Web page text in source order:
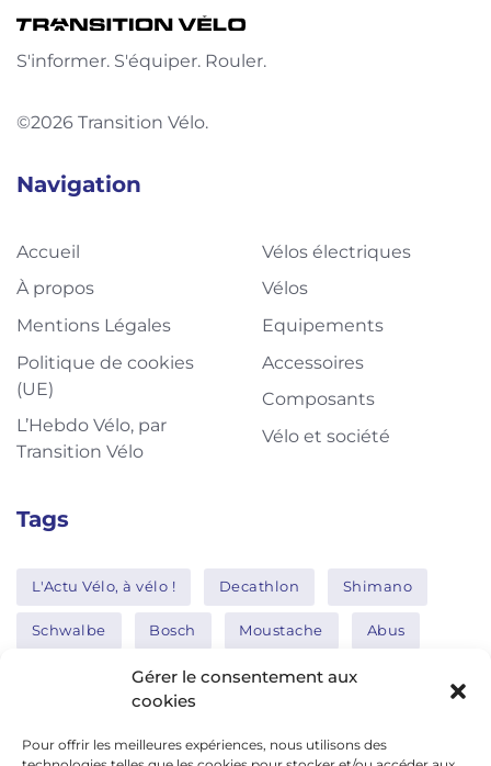
Gérer le consentement aux
cookies
Pour offrir les meilleures expériences, nous utilisons des
S'informer. S'équiper. Rouler.
©2026 Transition Vélo.
Navigation
Accueil
À propos
Mentions Légales
Politique de cookies
(UE)
L’Hebdo Vélo, par
Transition Vélo
Vélos électriques
Vélos
Equipements
Accessoires
Composants
Vélo et société
Tags
L'Actu Vélo, à vélo ! Decathlon Shimano
Schwalbe Bosch Moustache Abus
Thule Nakamura